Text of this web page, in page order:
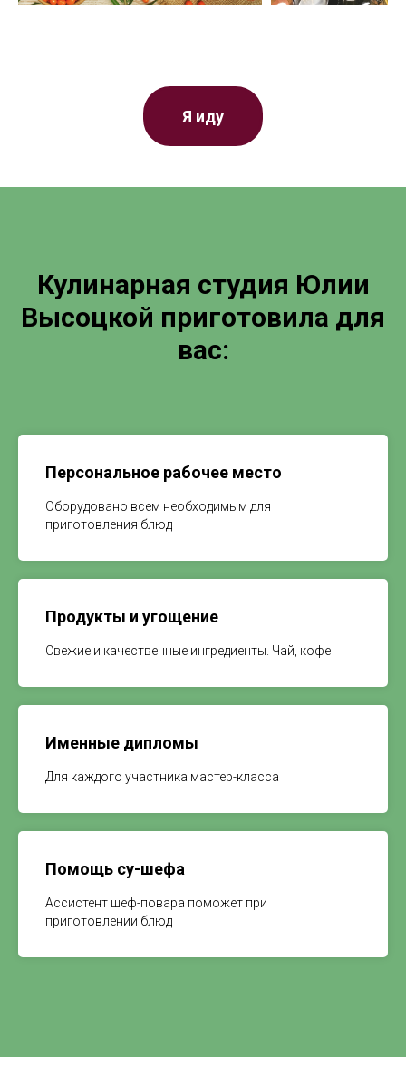
Я иду
Кулинарная студия Юлии
Высоцкой приготовила для
вас:
Персональное рабочее место
Оборудовано всем необходимым для
приготовления блюд
Продукты и угощение
Свежие и качественные ингредиенты. Чай, кофе
Именные дипломы
Для каждого участника мастер-класса
Помощь су-шефа
Ассистент шеф-повара поможет при
приготовлении блюд